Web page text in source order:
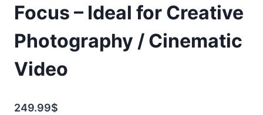
Focus – Ideal for Creative
Photography / Cinematic
Video
249.99$